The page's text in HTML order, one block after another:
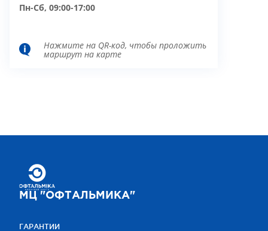
Пн-Сб, 09:00-17:00
Нажмите на QR-код, чтобы проложить
маршрут на карте
МЦ "ОФТАЛЬМИКА"
ГАРАНТИИ